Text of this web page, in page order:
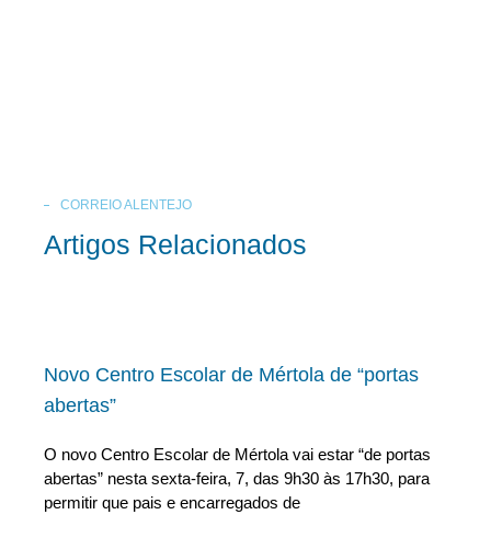
CORREIO ALENTEJO
Artigos Relacionados
Novo Centro Escolar de Mértola de “portas
abertas”
O novo Centro Escolar de Mértola vai estar “de portas
abertas” nesta sexta-feira, 7, das 9h30 às 17h30, para
permitir que pais e encarregados de